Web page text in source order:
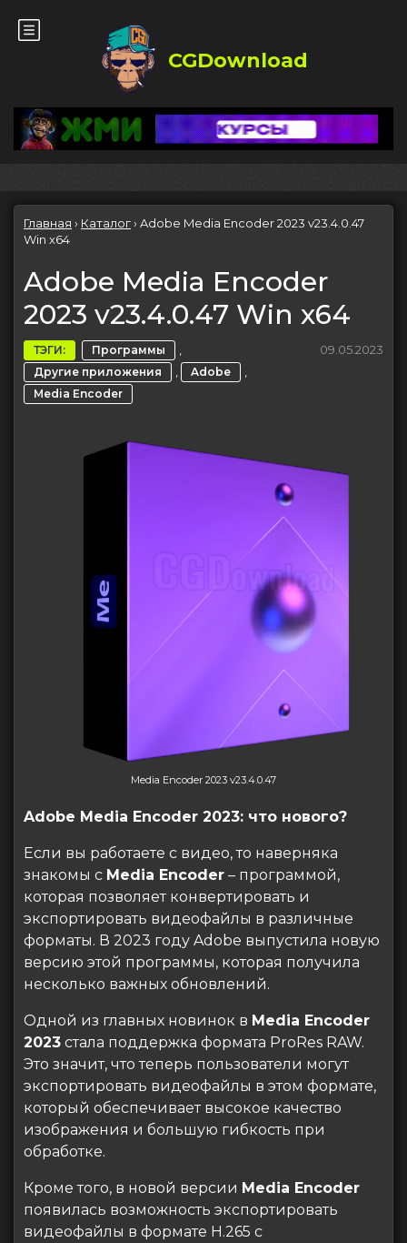
CGDownload
Главная › Каталог› Adobe Media Encoder 2023 v23.4.0.47
Win x64
Adobe Media Encoder
2023 v23.4.0.47 Win x64
ТЭГИ: Программы ,
Другие приложения , Adobe ,
Media Encoder
09.05.2023
Media Encoder 2023 v23.4.0.47
Adobe Media Encoder 2023: что нового?
Если вы работаете с видео, то наверняка
знакомы с Media Encoder – программой,
которая позволяет конвертировать и
экспортировать видеофайлы в различные
форматы. В 2023 году Adobe выпустила новую
версию этой программы, которая получила
несколько важных обновлений.
Одной из главных новинок в Media Encoder
2023 стала поддержка формата ProRes RAW.
Это значит, что теперь пользователи могут
экспортировать видеофайлы в этом формате,
который обеспечивает высокое качество
изображения и большую гибкость при
обработке.
Кроме того, в новой версии Media Encoder
появилась возможность экспортировать
видеофайлы в формате H.265 с